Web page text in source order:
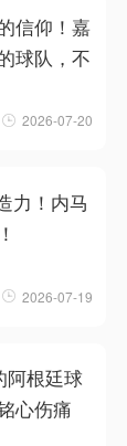
信仰！嘉
球队，不
2026-07-20
力！内马
2026-07-19
阿根廷球
心伤痛